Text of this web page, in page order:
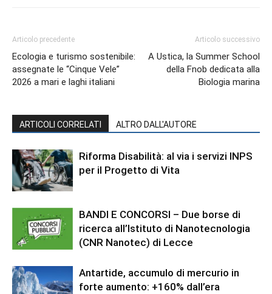
Articolo precedente
Ecologia e turismo sostenibile:
assegnate le “Cinque Vele”
2026 a mari e laghi italiani
Articolo successivo
A Ustica, la Summer School
della Fnob dedicata alla
Biologia marina
ARTICOLI CORRELATI ALTRO DALL'AUTORE
Riforma Disabilità: al via i servizi INPS
per il Progetto di Vita
BANDI E CONCORSI – Due borse di
ricerca all’Istituto di Nanotecnologia
(CNR Nanotec) di Lecce
Antartide, accumulo di mercurio in
forte aumento: +160% dall’era